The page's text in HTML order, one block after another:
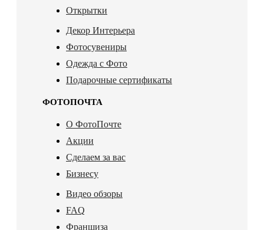
Открытки
Декор Интерьера
Фотосувениры
Одежда с Фото
Подарочные сертификаты
ФОТОПОЧТА
О ФотоПочте
Акции
Сделаем за вас
Бизнесу
Видео обзоры
FAQ
Франшиза